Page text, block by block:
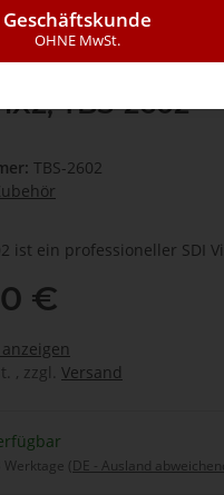
H.264 HD-SDI
TBS-2602
TBS-2602
ist ein professioneller SDI
€
, zzgl. Versand
Werktage (DE - Ausland
Geschäftskunde
OHNE MwSt.